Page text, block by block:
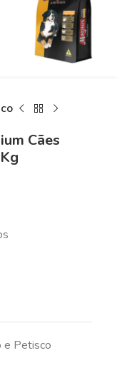
Cães
e Petisco